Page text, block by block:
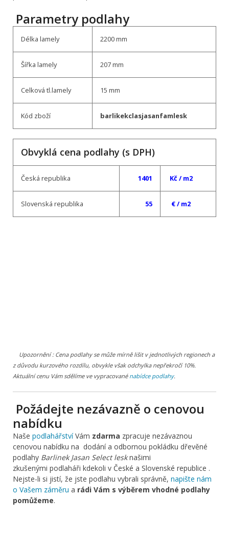
Parametry podlahy
Délka lamely 2200 mm
Šířka lamely 207 mm
Celková tl.lamely 15 mm
Kód zboží barlikekclasjasanfamlesk
Obvyklá cena podlahy (s DPH)
Česká republika 1401 Kč/ m2
Slovenská republika 55 €/ m2
Upozornění : Cena podlahy se může mírně lišit v jednotlivých regionech a
z důvodu kurzového rozdílu, obvykle však odchylka nepřekročí 10%.
Aktuální cenu Vám sdělíme ve vypracované nabídce podlahy.
Požádejte nezávazně o cenovou
nabídku
Naše podlahářstvíVám zdarma zpracuje nezávaznou
cenovou nabídku na dodání a odbornou pokládku dřevěné
podlahy Barlinek Jasan Select lesknašimi
zkušenými podlaháři kdekoli v České a Slovenské republice .
Nejste-li si jistí, že jste podlahu vybrali správně, napište nám
o Vašem záměru a rádi Vám s výběrem vhodné podlahy
pomůžeme.